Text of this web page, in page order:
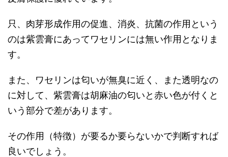
只、肉芽形成作用の促進、消炎、抗菌の作用という
のは紫雲膏にあってワセリンには無い作用となりま
す。
また、ワセリンは匂いが無臭に近く、また透明なの
に対して、紫雲膏は胡麻油の匂いと赤い色が付くと
いう部分で差があります。
その作用（特徴）が要るか要らないかで判断すれば
良いでしょう。